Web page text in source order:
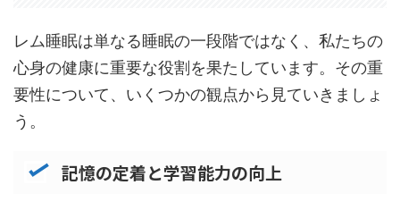
レム睡眠は単なる睡眠の一段階ではなく、私たちの
心身の健康に重要な役割を果たしています。その重
要性について、いくつかの観点から見ていきましょ
う。
記憶の定着と学習能力の向上